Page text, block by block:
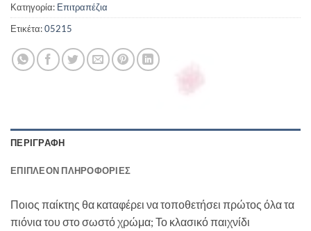
Κατηγορία: Επιτραπέζια
Ετικέτα:05215
ΠΕΡΙΓΡΑΦΉ
ΕΠΙΠΛΈΟΝ ΠΛΗΡΟΦΟΡΊΕΣ
Ποιος παίκτης θα καταφέρει να τοποθετήσει πρώτος όλα τα
πιόνια του στο σωστό χρώμα; Το κλασικό παιχνίδι